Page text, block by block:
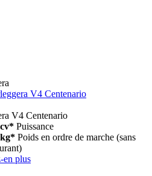
V4 Centenario
V4 Centenario
Puissance
Poids en ordre de marche (sans
en plus